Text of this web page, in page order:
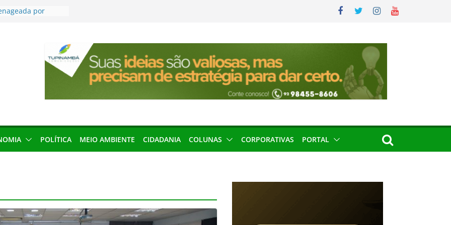
por
podem barrar
de 2026 no
Amazônia
em São
discurso de
POLÍTICA MEIO AMBIENTE CIDADANIA COLUNAS CORPORATIVAS PORTAL